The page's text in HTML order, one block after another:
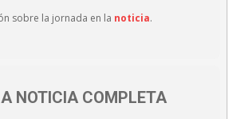
sobre la jornada en la noticia.
NOTICIA COMPLETA